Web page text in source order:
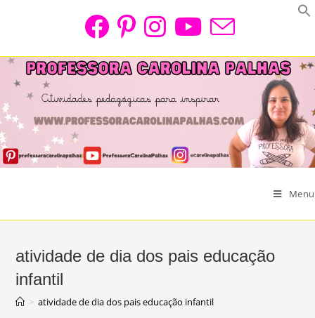
Menu
atividade de dia dos pais educação
infantil
> atividade de dia dos pais educação infantil